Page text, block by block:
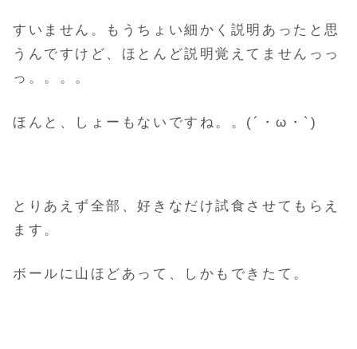
すいません。もうちょい細かく説明あったと思
うんですけど、ほとんど説明覚えてませんっっ
っ。。。。
ほんと、しょーもないですね。。(´・ω・`)
とりあえず全部、好きなだけ試食させてもらえ
ます。
ボールに山ほどあって、しかもできたて。